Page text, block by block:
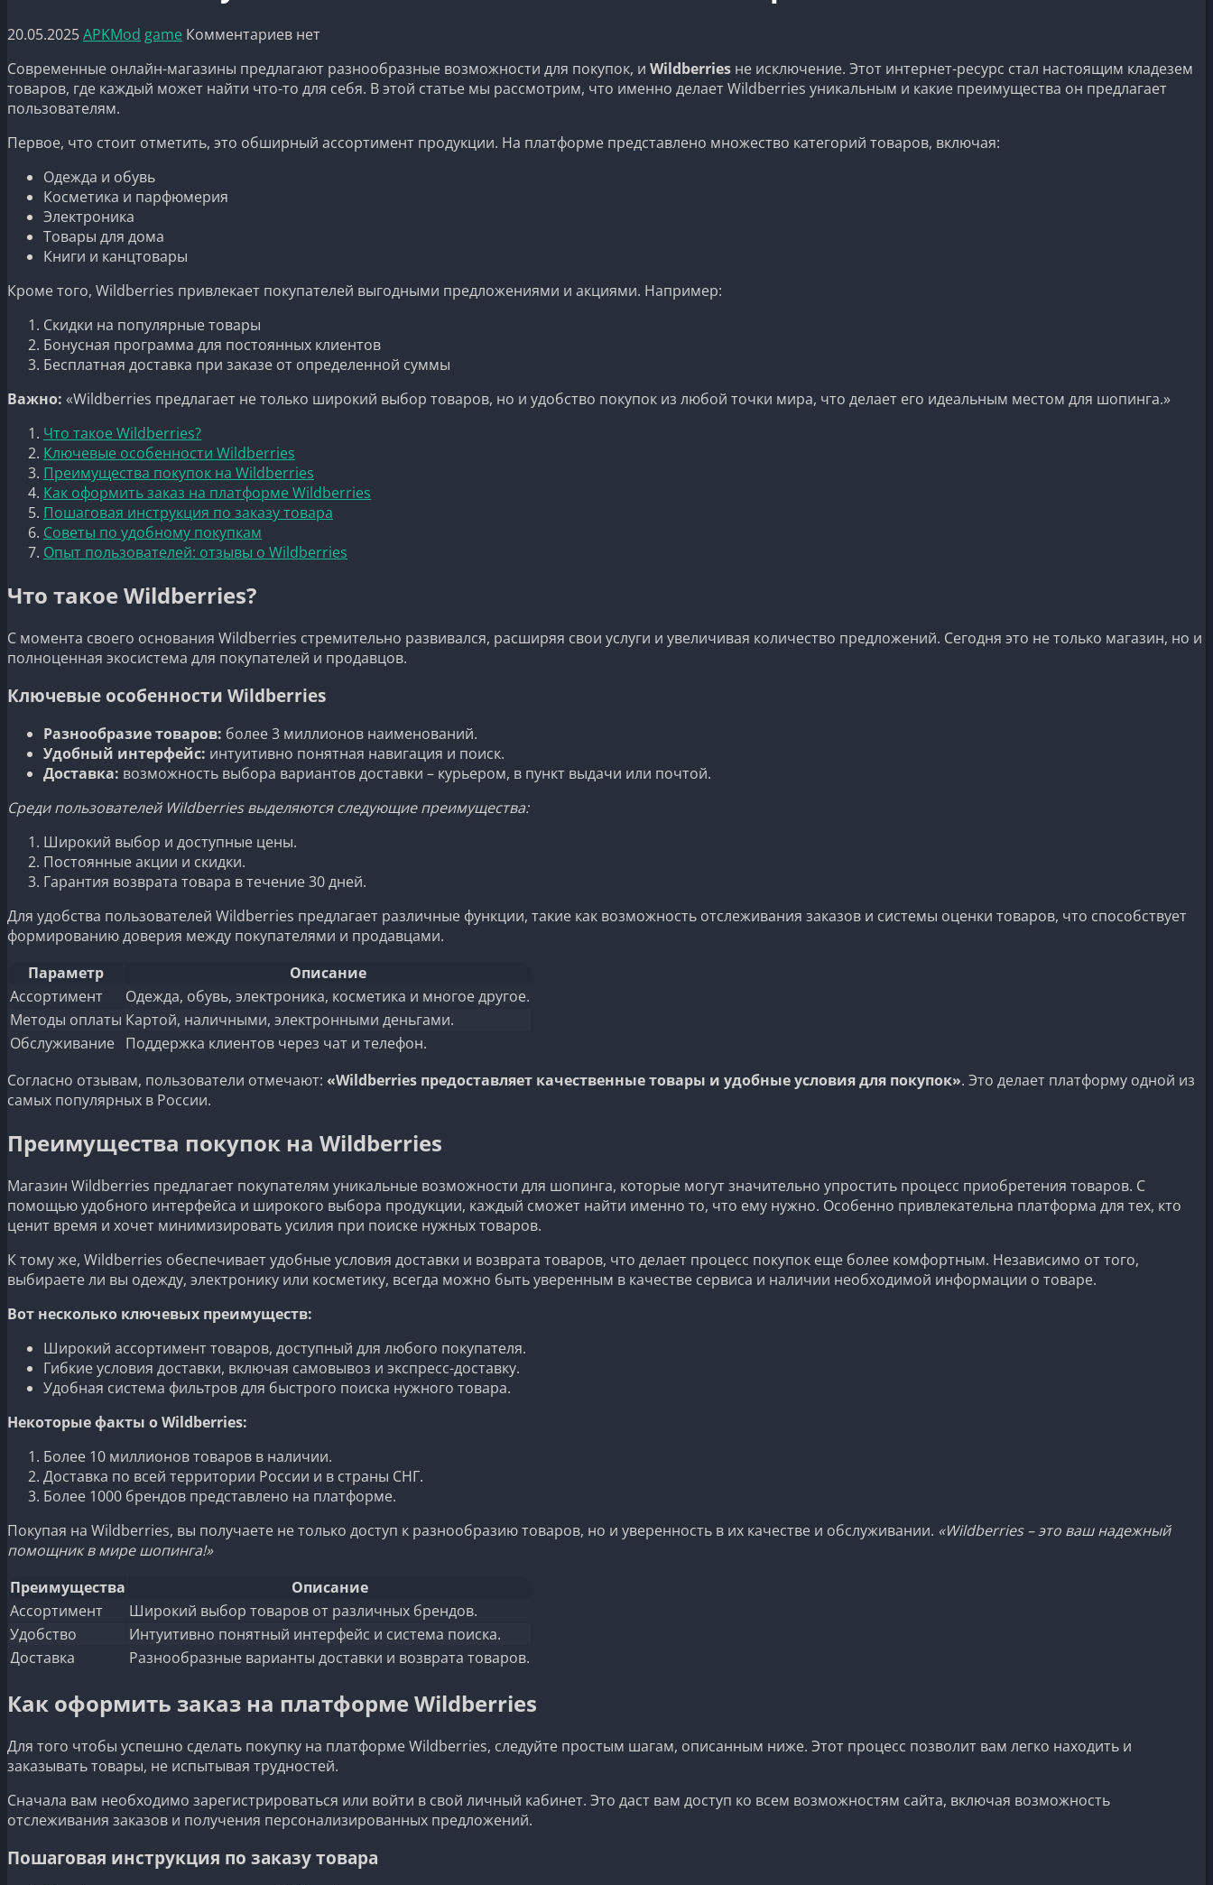
20.05.2025APKMod game Комментариев нет
Современные онлайн-магазины предлагают разнообразные возможности для покупок, и Wildberries не исключение. Этот интернет-ресурс стал настоящим кладезем
товаров, где каждый может найти что-то для себя. В этой статье мы рассмотрим, что именно делает Wildberries уникальным и какие преимущества он предлагает
пользователям.
Первое, что стоит отметить, это обширный ассортимент продукции. На платформе представлено множество категорий товаров, включая:
Одежда и обувь
Косметика и парфюмерия
Электроника
Товары для дома
Книги и канцтовары
Кроме того, Wildberries привлекает покупателей выгодными предложениями и акциями. Например:
Скидки на популярные товары
Бонусная программа для постоянных клиентов
Бесплатная доставка при заказе от определенной суммы
Важно: «Wildberries предлагает не только широкий выбор товаров, но и удобство покупок из любой точки мира, что делает его идеальным местом для шопинга.»
Что такое Wildberries?
Ключевые особенности Wildberries
Преимущества покупок на Wildberries
Как оформить заказ на платформе Wildberries
Пошаговая инструкция по заказу товара
Советы по удобному покупкам
Опыт пользователей: отзывы о Wildberries
Что такое Wildberries?
С момента своего основания Wildberries стремительно развивался, расширяя свои услуги и увеличивая количество предложений. Сегодня это не только магазин, но и
полноценная экосистема для покупателей и продавцов.
Ключевые особенности Wildberries
Разнообразие товаров: более 3 миллионов наименований.
Удобный интерфейс: интуитивно понятная навигация и поиск.
Доставка: возможность выбора вариантов доставки – курьером, в пункт выдачи или почтой.
Среди пользователей Wildberries выделяются следующие преимущества:
Широкий выбор и доступные цены.
Постоянные акции и скидки.
Гарантия возврата товара в течение 30 дней.
Для удобства пользователей Wildberries предлагает различные функции, такие как возможность отслеживания заказов и системы оценки товаров, что способствует
формированию доверия между покупателями и продавцами.
Параметр
Описание
Ассортимент
Одежда, обувь, электроника, косметика и многое другое.
Методы оплаты Картой, наличными, электронными деньгами.
Обслуживание Поддержка клиентов через чат и телефон.
Согласно отзывам, пользователи отмечают: «Wildberries предоставляет качественные товары и удобные условия для покупок». Это делает платформу одной из
самых популярных в России.
Преимущества покупок на Wildberries
Магазин Wildberries предлагает покупателям уникальные возможности для шопинга, которые могут значительно упростить процесс приобретения товаров. С
помощью удобного интерфейса и широкого выбора продукции, каждый сможет найти именно то, что ему нужно. Особенно привлекательна платформа для тех, кто
ценит время и хочет минимизировать усилия при поиске нужных товаров.
К тому же, Wildberries обеспечивает удобные условия доставки и возврата товаров, что делает процесс покупок еще более комфортным. Независимо от того,
выбираете ли вы одежду, электронику или косметику, всегда можно быть уверенным в качестве сервиса и наличии необходимой информации о товаре.
Вот несколько ключевых преимуществ:
Широкий ассортимент товаров, доступный для любого покупателя.
Гибкие условия доставки, включая самовывоз и экспресс-доставку.
Удобная система фильтров для быстрого поиска нужного товара.
Некоторые факты о Wildberries:
Более 10 миллионов товаров в наличии.
Доставка по всей территории России и в страны СНГ.
Более 1000 брендов представлено на платформе.
Покупая на Wildberries, вы получаете не только доступ к разнообразию товаров, но и уверенность в их качестве и обслуживании. «Wildberries – это ваш надежный
помощник в мире шопинга!»
Преимущества
Описание
Ассортимент
Широкий выбор товаров от различных брендов.
Удобство
Интуитивно понятный интерфейс и система поиска.
Доставка
Разнообразные варианты доставки и возврата товаров.
Как оформить заказ на платформе Wildberries
Для того чтобы успешно сделать покупку на платформе Wildberries, следуйте простым шагам, описанным ниже. Этот процесс позволит вам легко находить и
заказывать товары, не испытывая трудностей.
Сначала вам необходимо зарегистрироваться или войти в свой личный кабинет. Это даст вам доступ ко всем возможностям сайта, включая возможность
отслеживания заказов и получения персонализированных предложений.
Пошаговая инструкция по заказу товара